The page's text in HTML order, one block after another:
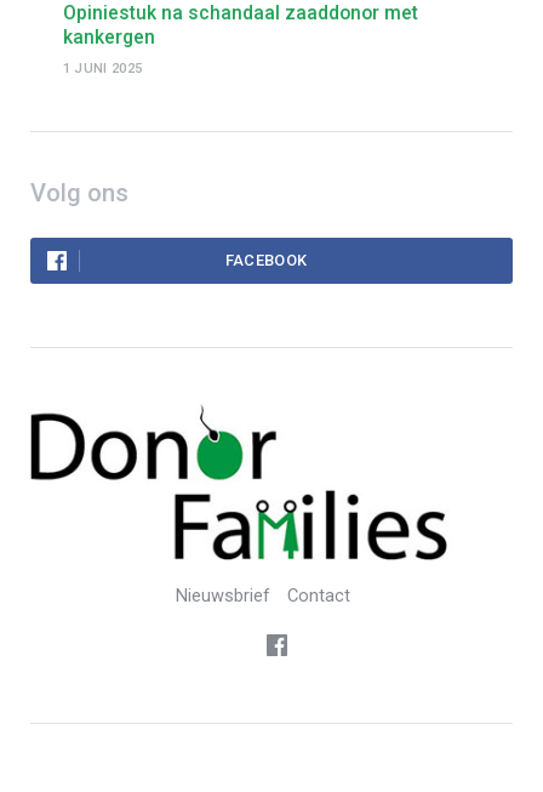
Opiniestuk na schandaal zaaddonor met
kankergen
1 JUNI 2025
Volg ons
FACEBOOK
Nieuwsbrief Contact